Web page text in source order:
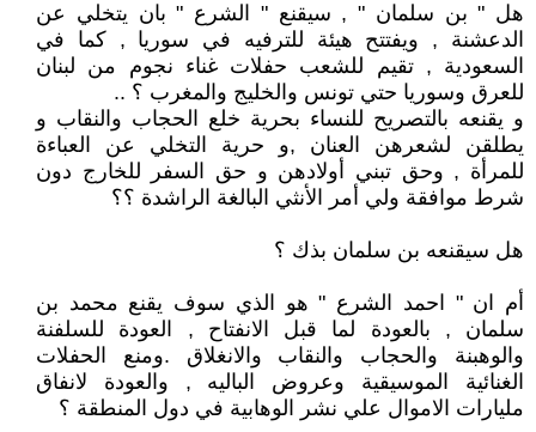
هل " بن سلمان " , سيقنع " الشرع " بان يتخلي عن
الدعشنة , ويفتتح هيئة للترفيه في سوريا , كما في
السعودية , تقيم للشعب حفلات غناء نجوم من لبنان
للعرق وسوريا حتي تونس والخليج والمغرب ؟ ..
و يقنعه بالتصريح للنساء بحرية خلع الحجاب والنقاب و
يطلقن لشعرهن العنان ,و حرية التخلي عن العباءة
للمرأة , وحق تبني أولادهن و حق السفر للخارج دون
شرط موافقة ولي أمر الأنثي البالغة الراشدة ؟؟
هل سيقنعه بن سلمان بذك ؟
أم ان " احمد الشرع " هو الذي سوف يقنع محمد بن
سلمان , بالعودة لما قبل الانفتاح , العودة للسلفنة
والوهبنة والحجاب والنقاب والانغلاق .ومنع الحفلات
الغنائية الموسيقية وعروض الباليه , والعودة لانفاق
مليارات الاموال علي نشر الوهابية في دول المنطقة ؟